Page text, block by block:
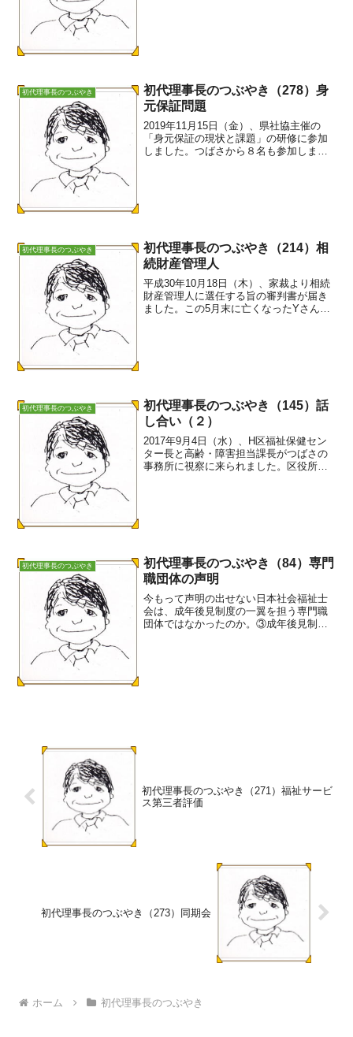
初代理事長のつぶやき
初代理事長のつぶやき（278）身
元保証問題
2019年11月15日（金）、県社協主催の
「身元保証の現状と課題」の研修に参加
しました。つばさから８名も参加しまし
初代理事長のつぶやき
初代理事長のつぶやき（214）相
続財産管理人
平成30年10月18日（木）、家裁より相続
財産管理人に選任する旨の審判書が届き
ました。この5月末に亡くなったYさんの
初代理事長のつぶやき
初代理事長のつぶやき（145）話
し合い（２）
2017年9月4日（水）、H区福祉保健セン
ター長と高齢・障害担当課長がつばさの
事務所に視察に来られました。区役所の
初代理事長のつぶやき
初代理事長のつぶやき（84）専門
職団体の声明
今もって声明の出せない日本社会福祉士
会は、成年後見制度の一翼を担う専門職
団体ではなかったのか。③成年後見制度
初代理事長のつぶやき（271）福祉サービ
ス第三者評価
初代理事長のつぶやき（273）同期会
ホーム 初代理事長のつぶやき